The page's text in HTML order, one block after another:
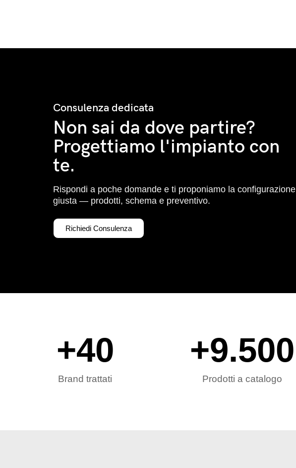
Consulenza dedicata
Non sai da dove partire?
Progettiamo l'impianto con
te.
Rispondi a poche domande e ti proponiamo la configurazione
giusta — prodotti, schema e preventivo.
Richiedi Consulenza
Brand trattati
+40
Prodotti a catalogo
+9.500